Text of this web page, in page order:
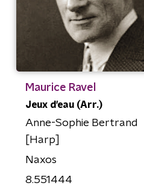
Maurice Ravel
Jeux d'eau (Arr.)
Anne-Sophie Bertrand
[Harp]
Naxos
8.551444